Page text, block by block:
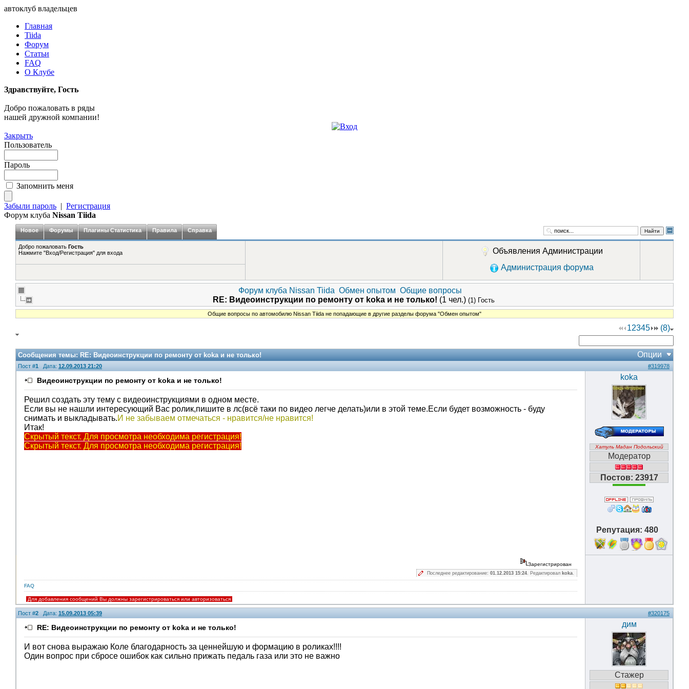
автоклуб владельцев
Главная
Tiida
Форум
Статьи
FAQ
О Клубе
Здравствуйте, Гость
Добро пожаловать в ряды
нашей дружной компании!
Закрыть
Пользователь
Пароль
Запомнить меня
Забыли пароль | Регистрация
Форум клуба Nissan Tiida
Новое Форумы Плагины Статистика Правила Справка Найти
Добро пожаловать Гость
Нажмите "Вход/Регистрация" для входа
Объявления Администрации
Администрация форума
Форум клуба Nissan Tiida Обмен опытом Общие вопросы
RE: Видеоинструкции по ремонту от koka и не только! (1 чел.) (1) Гость
Общие вопросы по автомобилю Nissan Tiida не попадающие в другие разделы форума "Обмен опытом"
12345 (8)
Сообщения темы:RE: Видеоинструкции по ремонту от koka и не только! Опции
Пост #1 Дата: 12.09.2013 21:20 #319978
Видеоинструкции по ремонту от koka и не только!
Решил создать эту тему с видеоинструкциями в одном месте.
Если вы не нашли интересующий Вас ролик,пишите в лс(всё таки по видео легче делать)или в этой теме.Если будет возможность - буду
снимать и выкладывать.И не забываем отмечаться - нравится/не нравится!
Итак!
Скрытый текст. Для просмотра необходима регистрация!
Скрытый текст. Для просмотра необходима регистрация!
koka
Хатуль Мадан Подольский
Модератор
Постов: 23917
Репутация: 480
18
Зарегистрирован
Последнее редактирование: 01.12.2013 15:24. Редактировал koka.
FAQ
Для добавления сообщений Вы должны зарегистрироваться или авторизоваться
Пост #2 Дата: 15.09.2013 05:39 #320175
RE: Видеоинструкции по ремонту от koka и не только!
И вот снова выражаю Коле благодарность за ценнейшую и формацию в роликах!!!!
Один вопрос при сбросе ошибок как сильно прижать педаль газа или это не важно
дим
Стажер